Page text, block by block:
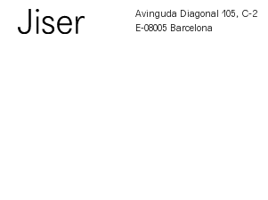
Avinguda Diagonal 105, C-2
E-08005 Barcelona